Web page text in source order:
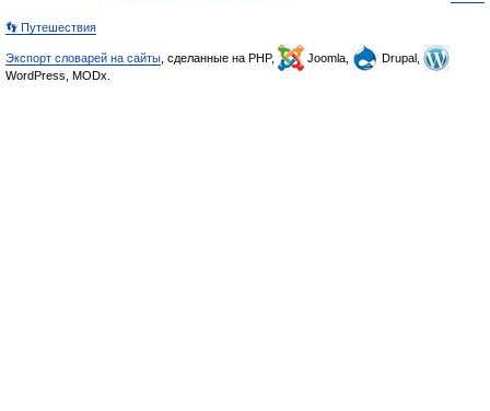
👣 Путешествия
Экспорт словарей на сайты , сделанные на PHP, Joomla,
Drupal,
WordPress, MODx.